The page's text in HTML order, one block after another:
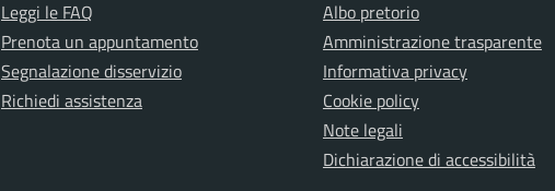
Leggi le FAQ
Prenota un appuntamento
Segnalazione disservizio
Richiedi assistenza
Albo pretorio
Amministrazione trasparente
Informativa privacy
Cookie policy
Note legali
Dichiarazione di accessibilità